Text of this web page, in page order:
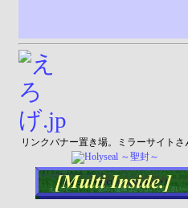
リンクバナー置き場。ミラーサイト